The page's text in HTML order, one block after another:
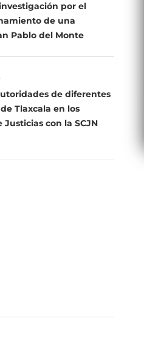
por el
de una
Pablo del Monte
de diferentes
Tlaxcala en los
con la SCJN